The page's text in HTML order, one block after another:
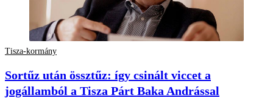
Tisza-kormány
Sortűz után össztűz: így csinált viccet a
jogállamból a Tisza Párt Baka Andrással